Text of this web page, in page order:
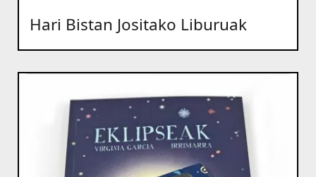
Hari Bistan Jositako Liburuak